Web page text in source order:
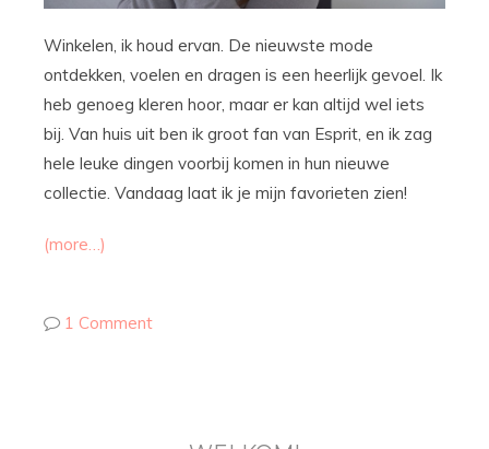
Winkelen, ik houd ervan. De nieuwste mode
ontdekken, voelen en dragen is een heerlijk gevoel. Ik
heb genoeg kleren hoor, maar er kan altijd wel iets
bij. Van huis uit ben ik groot fan van Esprit, en ik zag
hele leuke dingen voorbij komen in hun nieuwe
collectie. Vandaag laat ik je mijn favorieten zien!
(more…)
1 Comment